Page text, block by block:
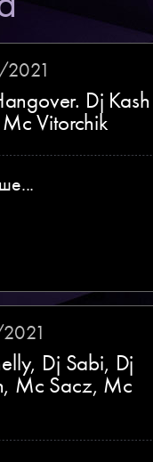
Dj Kash
Vitorchik
Dj Sabi, Dj
Mc Sacz, Mc